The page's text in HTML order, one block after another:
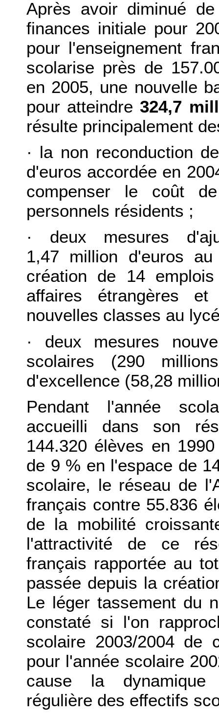
Après avoir diminué
finances initiale pour
pour l'enseignement
scolarise près de
en 2005, une nouvelle
pour atteindre 324,7
résulte principalement
· la non reconduction
d'euros accordée en
compenser le coût
personnels résidents ;
·
deux mesures
1,47 million d'euros
création de 14
affaires étrangères
nouvelles classes au
·
deux mesures
scolaires (290
d'excellence (58,28
Pendant l'année
accueilli dans son
144.320 élèves en
de 9 % en l'espace de
scolaire, le réseau de
français contre 55.836
de la mobilité
l'attractivité de ce
français rapportée au
passée depuis la
Le léger tassement du
constaté si l'on
scolaire 2003/2004 de
pour l'année scolaire
cause la dynamique
régulière des effectifs